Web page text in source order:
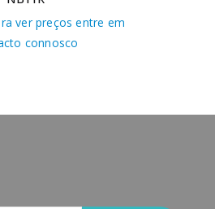
ver preços entre em
connosco